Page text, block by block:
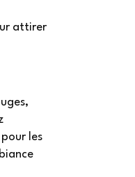
attirer
les